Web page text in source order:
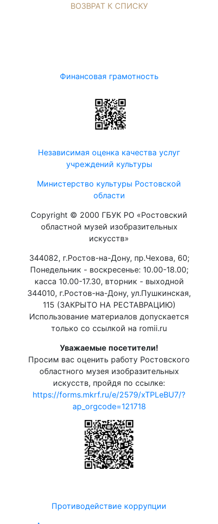
ВОЗВРАТ К СПИСКУ
Финансовая грамотность
Независимая оценка качества услуг
учреждений культуры
Министерство культуры Ростовской
области
Copyright © 2000 ГБУК РО «Ростовский
областной музей изобразительных
искусств»
344082, г.Ростов-на-Дону, пр.Чехова, 60;
Понедельник - воскресенье: 10.00-18.00;
касса 10.00-17.30, вторник - выходной
344010, г.Ростов-на-Дону, ул.Пушкинская,
115 (ЗАКРЫТО НА РЕСТАВРАЦИЮ)
Использование материалов допускается
только со ссылкой на romii.ru
Уважаемые посетители!
Просим вас оценить работу Ростовского
областного музея изобразительных
искусств, пройдя по ссылке:
https://forms.mkrf.ru/e/2579/xTPLeBU7/?
ap_orgcode=121718
Противодействие коррупции